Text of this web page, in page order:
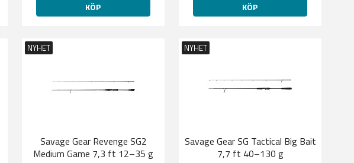
KÖP KÖP
NYHET
Savage Gear Revenge SG2
Medium Game 7,3 ft 12–35 g
NYHET
Savage Gear SG Tactical Big Bait
7,7 ft 40–130 g